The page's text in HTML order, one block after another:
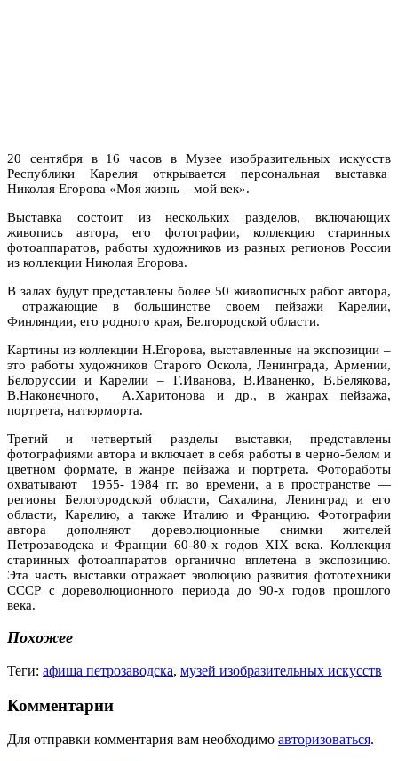
20 сентября в 16 часов в Музее изобразительных искусств
Республики Карелия открывается персональная выставка
Николая Егорова «Моя жизнь – мой век».
Выставка состоит из нескольких разделов, включающих
живопись автора, его фотографии, коллекцию старинных
фотоаппаратов, работы художников из разных регионов России
из коллекции Николая Егорова.
В залах будут представлены более 50 живописных работ автора,
отражающие в большинстве своем пейзажи Карелии,
Финляндии, его родного края, Белгородской области.
Картины из коллекции Н.Егорова, выставленные на экспозиции –
это работы художников Старого Оскола, Ленинграда, Армении,
Белоруссии и Карелии – Г.Иванова, В.Иваненко, В.Белякова,
В.Наконечного, А.Харитонова и др., в жанрах пейзажа,
портрета, натюрморта.
Третий и четвертый разделы выставки, представлены
фотографиями автора и включает в себя работы в черно-белом и
цветном формате, в жанре пейзажа и портрета. Фотоработы
охватывают 1955- 1984 гг. во времени, а в пространстве —
регионы Белогородской области, Сахалина, Ленинград и его
области, Карелию, а также Италию и Францию. Фотографии
автора дополняют дореволюционные снимки жителей
Петрозаводска и Франции 60-80-х годов XIX века. Коллекция
старинных фотоаппаратов органично вплетена в экспозицию.
Эта часть выставки отражает эволюцию развития фототехники
СССР с дореволюционного периода до 90-х годов прошлого
века.
Похожее
Теги: афиша петрозаводска, музей изобразительных искусств
Комментарии
Для отправки комментария вам необходимо авторизоваться.